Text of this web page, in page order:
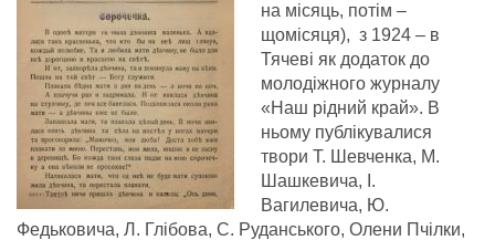
на місяць, потім –
щомісяця), з 1924 – в
Тячеві як додаток до
молодіжного журналу
«Наш рідний край». В
ньому публікувалися
твори Т. Шевченка, М.
Шашкевича, І.
Вагилевича, Ю.
Федьковича, Л. Глібова, С. Руданського, Олени Пчілки,